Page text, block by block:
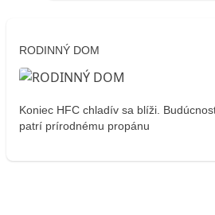
RODINNÝ DOM
Koniec HFC chladív sa blíži.
patrí prírodnému propánu